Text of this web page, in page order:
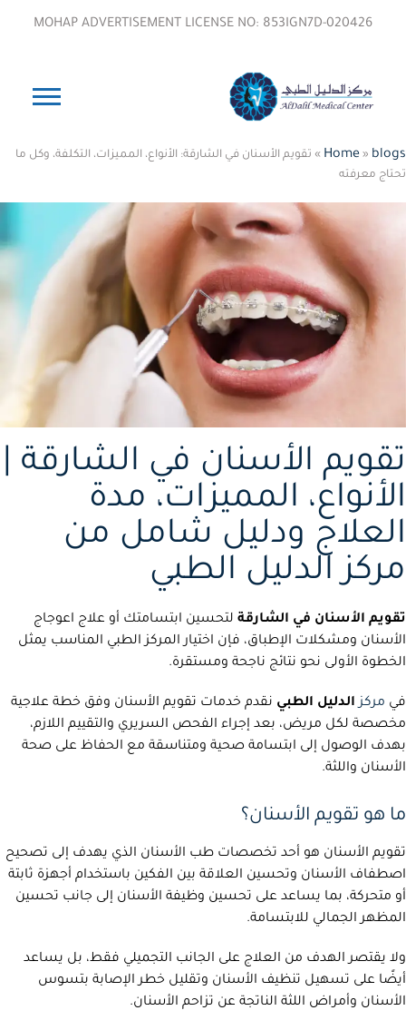
MOHAP ADVERTISEMENT LICENSE NO: 853IGN7D-020426
Home » blogs
» تقويم الأسنان في الشارقة: الأنواع، المميزات، التكلفة، وكل ما
تحتاج معرفته
تقويم الأسنان في الشارقة |
الأنواع، المميزات، مدة
العلاج ودليل شامل من
مركز الدليل الطبي
تقويم الأسنان في الشارقة لتحسين ابتسامتك أو علاج اعوجاج
الأسنان ومشكلات الإطباق، فإن اختيار المركز الطبي المناسب يمثل
الخطوة الأولى نحو نتائج ناجحة ومستقرة.
في مركزالدليل الطبي نقدم خدمات تقويم الأسنان وفق خطة علاجية
مخصصة لكل مريض، بعد إجراء الفحص السريري والتقييم اللازم،
بهدف الوصول إلى ابتسامة صحية ومتناسقة مع الحفاظ على صحة
الأسنان واللثة.
ما هو تقويم الأسنان؟
تقويم الأسنان هو أحد تخصصات طب الأسنان الذي يهدف إلى تصحيح
اصطفاف الأسنان وتحسين العلاقة بين الفكين باستخدام أجهزة ثابتة
أو متحركة، بما يساعد على تحسين وظيفة الأسنان إلى جانب تحسين
المظهر الجمالي للابتسامة.
ولا يقتصر الهدف من العلاج على الجانب التجميلي فقط، بل يساعد
أيضًا على تسهيل تنظيف الأسنان وتقليل خطر الإصابة بتسوس
الأسنان وأمراض اللثة الناتجة عن تزاحم الأسنان.